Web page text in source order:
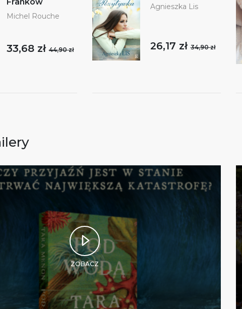
Michel Rouche
33,68 zł44,90 zł
Agnieszka Lis
26,17 zł34,90 zł
ZOBACZ